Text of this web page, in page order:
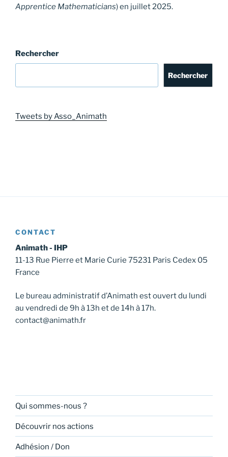
Apprentice Mathematicians) en juillet 2025.
Rechercher
Rechercher
Tweets by Asso_Animath
CONTACT
Animath - IHP
11-13 Rue Pierre et Marie Curie 75231 Paris Cedex 05
France
Le bureau administratif d’Animath est ouvert du lundi
au vendredi de 9h à 13h et de 14h à 17h.
contact@animath.fr
Qui sommes-nous ?
Découvrir nos actions
Adhésion / Don